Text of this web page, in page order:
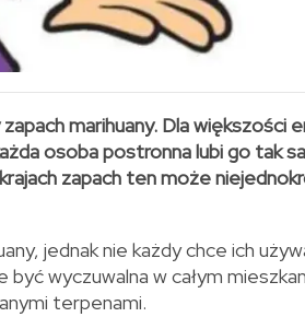
marihuany. Dla większości
osoba postronna lubi go tak
zapach ten może
jednak nie każdy chce ich
wyczuwalna w całym
terpenami.